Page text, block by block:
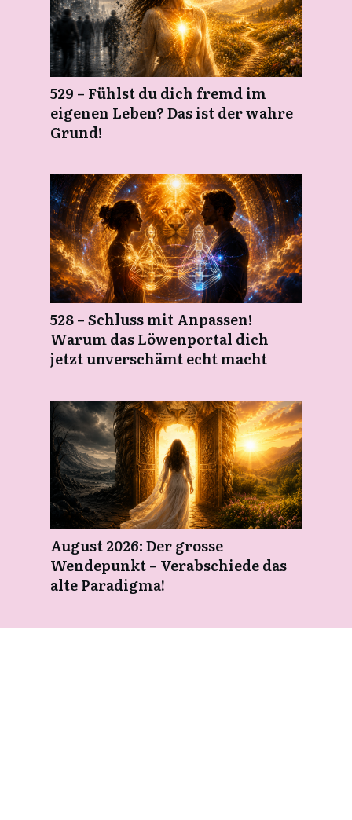
529 – Fühlst du dich fremd im
eigenen Leben? Das ist der wahre
Grund!
528 – Schluss mit Anpassen!
Warum das Löwenportal dich
jetzt unverschämt echt macht
August 2026: Der grosse
Wendepunkt – Verabschiede das
alte Paradigma!